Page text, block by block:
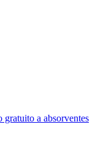
gratuito a absorventes